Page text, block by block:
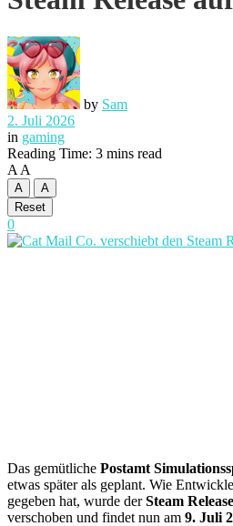
by Sam
2. Juli 2026
in gaming
Reading Time: 3 mins read
A A
A
A
Reset
0
Das gemütliche Postamt
etwas später als geplant. Wie
gegeben hat, wurde derSteam Release
verschoben und findet nun am 9. Juli